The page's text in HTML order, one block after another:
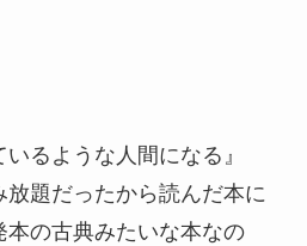
いるような人間になる』
放題だったから読んだ本に
の古典みたいな本なの